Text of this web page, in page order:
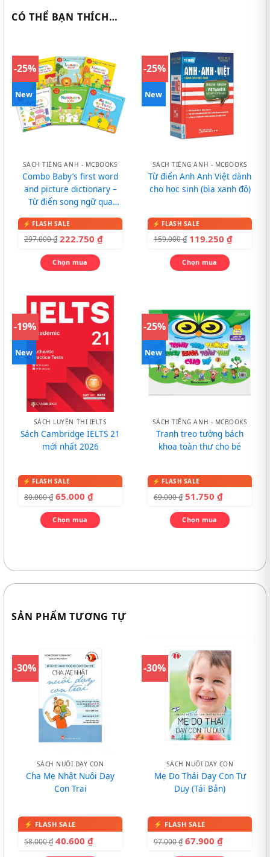
CÓ THỂ BẠN THÍCH…
-25%
New
SÁCH TIẾNG ANH - MCBOOKS
Combo Baby’s first word
and picture dictionary –
Từ điển song ngữ qua
297.000₫ 222.750 ₫
Chọn mua
-25%
New
SÁCH TIẾNG ANH - MCBOOKS
Từ điển Anh Anh Việt dành
cho học sinh (bìa xanh đỏ)
159.000₫ 119.250 ₫
Chọn mua
-19%
New
SÁCH LUYỆN THI IELTS
Sách Cambridge IELTS 21
mới nhất 2026
80.000₫ 65.000 ₫
Chọn mua
-25%
New
SÁCH TIẾNG ANH - MCBOOKS
Tranh treo tường bách
khoa toàn thư cho bé
69.000₫ 51.750 ₫
Chọn mua
SẢN PHẨM TƯƠNG TỰ
-30%
SÁCH NUÔI DẠY CON
Cha Mẹ Nhật Nuôi Dạy
Con Trai
58.000₫ 40.600 ₫
-30%
SÁCH NUÔI DẠY CON
Mẹ Do Thái Dạy Con Tư
Duy (Tái Bản)
97.000₫ 67.900 ₫